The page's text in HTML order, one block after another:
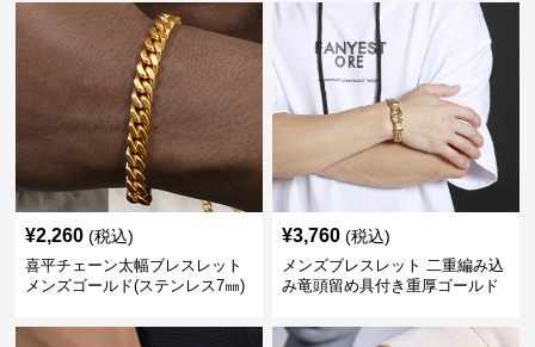
¥2,260 (税込)
喜平チェーン太幅ブレスレット
メンズゴールド(ステンレス7㎜)
¥3,760 (税込)
メンズブレスレット 二重編み込
み竜頭留め具付き重厚ゴールド